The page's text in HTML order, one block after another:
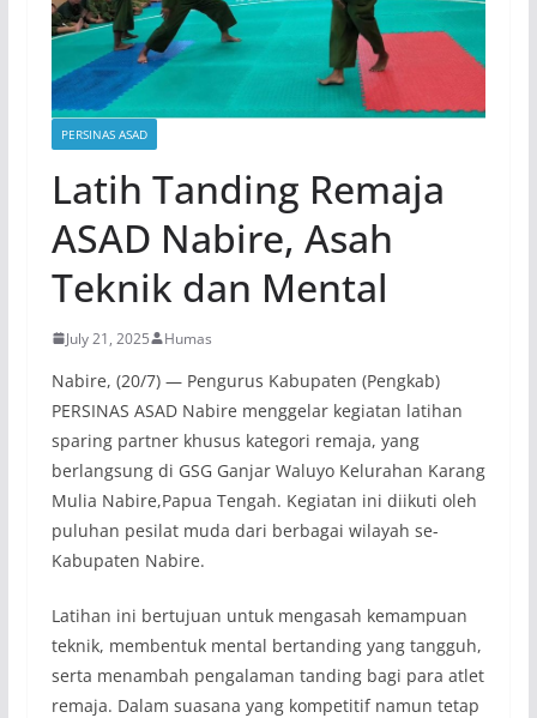
PERSINAS ASAD
Latih Tanding Remaja
ASAD Nabire, Asah
Teknik dan Mental
July 21, 2025 Humas
Nabire, (20/7) — Pengurus Kabupaten (Pengkab)
PERSINAS ASAD Nabire menggelar kegiatan latihan
sparing partner khusus kategori remaja, yang
berlangsung di GSG Ganjar Waluyo Kelurahan Karang
Mulia Nabire,Papua Tengah. Kegiatan ini diikuti oleh
puluhan pesilat muda dari berbagai wilayah se-
Kabupaten Nabire.
Latihan ini bertujuan untuk mengasah kemampuan
teknik, membentuk mental bertanding yang tangguh,
serta menambah pengalaman tanding bagi para atlet
remaja. Dalam suasana yang kompetitif namun tetap